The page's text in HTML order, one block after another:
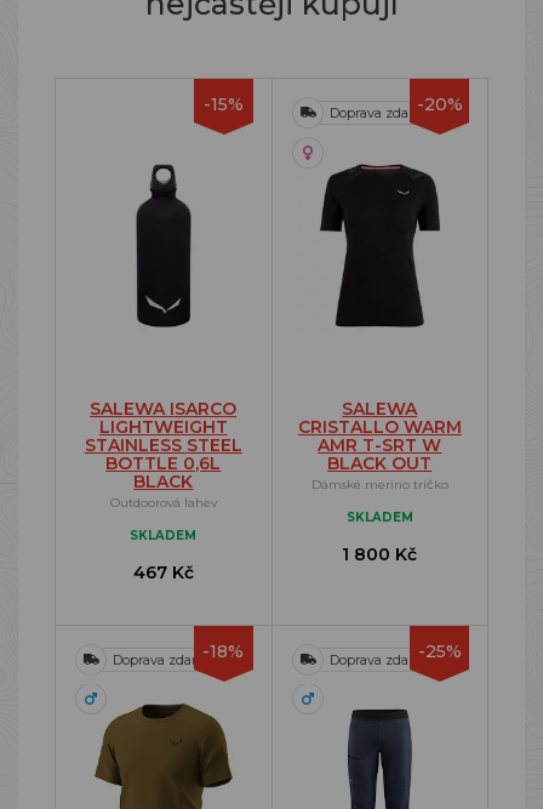
-15%
SALEWA ISARCO
LIGHTWEIGHT
STAINLESS STEEL
BOTTLE 0,6L
BLACK
Outdoorová lahev
SKLADEM
467 Kč
-20%
Doprava zdarma
SALEWA
CRISTALLO WARM
AMR T-SRT W
BLACK OUT
Dámské merino tričko
SKLADEM
1 800 Kč
-18%
Doprava zdarma -25%
Doprava zdarma